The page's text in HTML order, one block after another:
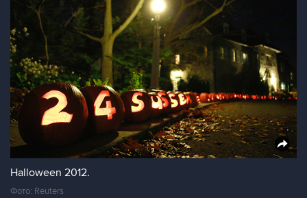
Halloween 2012.
Фото: Reuters